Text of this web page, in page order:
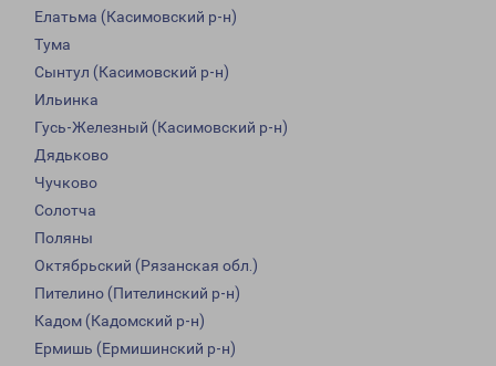
Елатьма (Касимовский р-н)
Тума
Сынтул (Касимовский р-н)
Ильинка
Гусь-Железный (Касимовский р-н)
Дядьково
Чучково
Солотча
Поляны
Октябрьский (Рязанская обл.)
Пителино (Пителинский р-н)
Кадом (Кадомский р-н)
Ермишь (Ермишинский р-н)